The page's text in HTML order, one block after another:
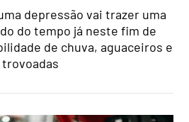
depressão vai trazer uma
do tempo já neste fim de
de chuva, aguaceiros e
trovoadas